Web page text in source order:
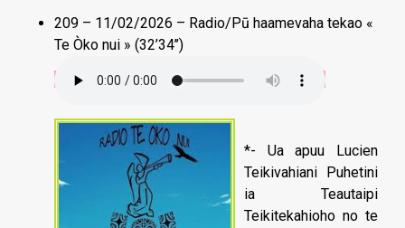
209 – 11/02/2026 – Radio/Pū haamevaha tekao «
Te Òko nui » (32’34’’)
*- Ua apuu Lucien
Teikivahiani Puhetini
ia Teautaipi
Teikitekahioho no te